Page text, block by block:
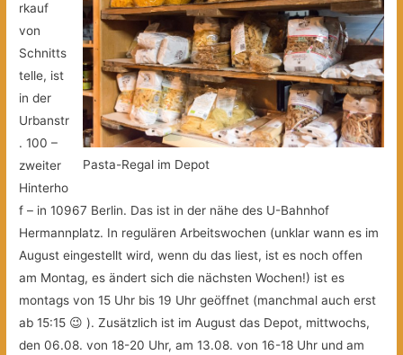
Pasta-Regal im Depot
rkauf
von
Schnitts
telle, ist
in der
Urbanstr
. 100 –
zweiter
Hinterho
f – in 10967 Berlin. Das ist in der nähe des U-Bahnhof
Hermannplatz. In regulären Arbeitswochen (unklar wann es im
August eingestellt wird, wenn du das liest, ist es noch offen
am Montag, es ändert sich die nächsten Wochen!) ist es
montags von 15 Uhr bis 19 Uhr geöffnet (manchmal auch erst
ab 15:15 😉 ). Zusätzlich ist im August das Depot, mittwochs,
den 06.08. von 18-20 Uhr, am 13.08. von 16-18 Uhr und am